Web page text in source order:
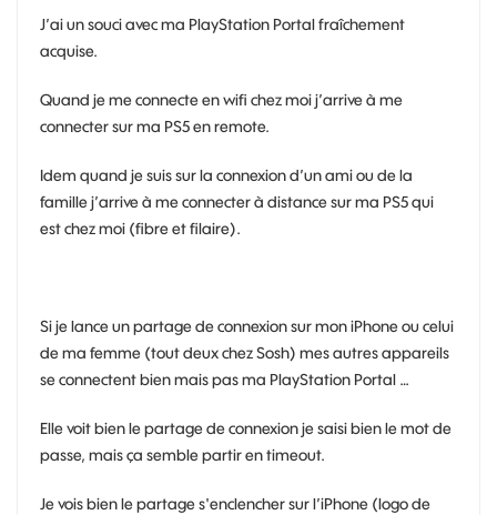
J’ai un souci avec ma PlayStation Portal fraîchement
acquise.
Quand je me connecte en wifi chez moi j’arrive à me
connecter sur ma PS5 en remote.
Idem quand je suis sur la connexion d’un ami ou de la
famille j’arrive à me connecter à distance sur ma PS5 qui
est chez moi (fibre et filaire).
Si je lance un partage de connexion sur mon iPhone ou celui
de ma femme (tout deux chez Sosh) mes autres appareils
se connectent bien mais pas ma PlayStation Portal …
Elle voit bien le partage de connexion je saisi bien le mot de
passe, mais ça semble partir en timeout.
Je vois bien le partage s'enclencher sur l’iPhone (logo de